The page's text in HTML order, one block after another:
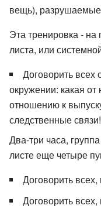
вещь), разрушаемые
Эта тренировка - на
листа, или
Договорить всех
окружении: какая
отношению к
следственные связи!
Два-три часа,
листе еще четыре
Договорить всех,
Договорить